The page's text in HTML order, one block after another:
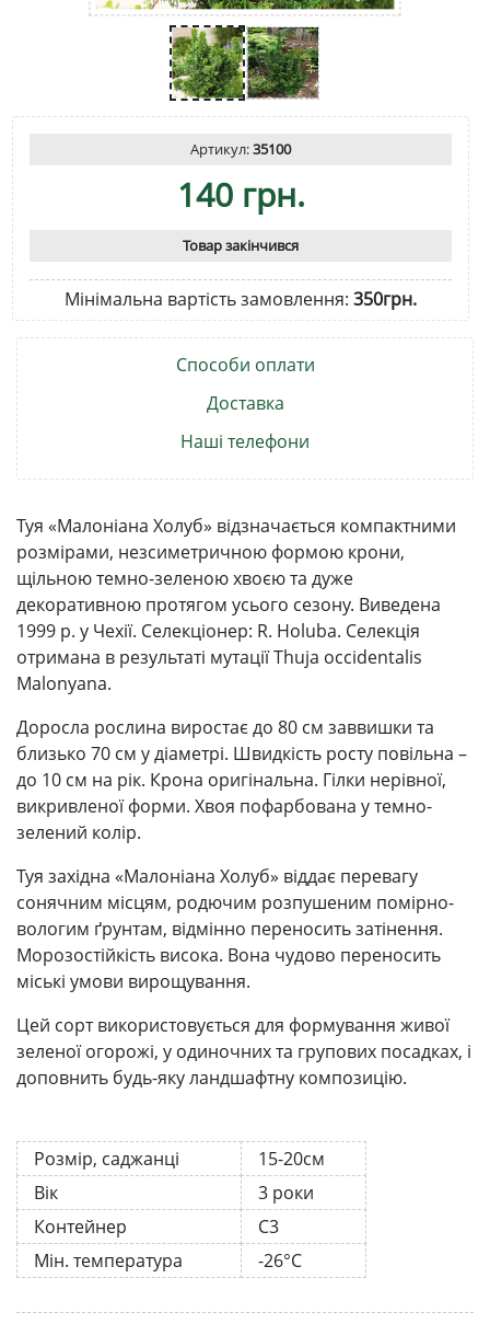
Артикул:35100
140 грн.
Товар закінчився
Мінімальна вартість замовлення: 350грн.
Способи оплати
Доставка
Наші телефони
Туя «Малоніана Холуб» відзначається компактними
розмірами, незсиметричною формою крони,
щільною темно-зеленою хвоєю та дуже
декоративною протягом усього сезону. Виведена
1999 р. у Чехії. Селекціонер: R. Holuba. Селекція
отримана в результаті мутації Thuja occidentalis
Malonyana.
Доросла рослина виростає до 80 см заввишки та
близько 70 см у діаметрі. Швидкість росту повільна –
до 10 см на рік. Крона оригінальна. Гілки нерівної,
викривленої форми. Хвоя пофарбована у темно-
зелений колір.
Туя західна «Малоніана Холуб» віддає перевагу
сонячним місцям, родючим розпушеним помірно-
вологим ґрунтам, відмінно переносить затінення.
Морозостійкість висока. Вона чудово переносить
міські умови вирощування.
Цей сорт використовується для формування живої
зеленої огорожі, у одиночних та групових посадках, і
доповнить будь-яку ландшафтну композицію.
Розмір, саджанці
15-20см
Вік
3 роки
Контейнер
С3
Мін. температура
-26°C